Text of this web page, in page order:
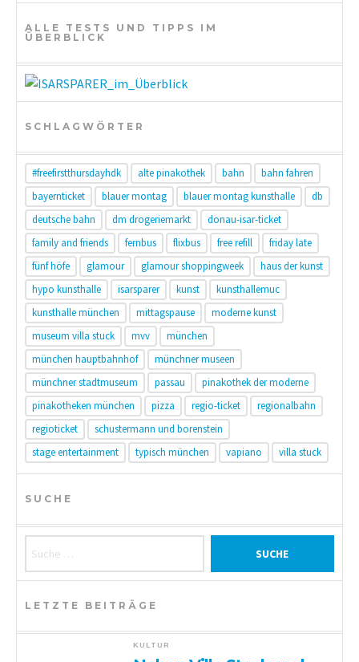
ALLE TESTS UND TIPPS IM
ÜBERBLICK
SCHLAGWÖRTER
#freefirstthursdayhdk alte pinakothek bahn
bahn fahren
bayernticket
blauer montag blauer montag kunsthalle
db
deutsche bahn
dm drogeriemarkt
donau-isar-ticket
family and friends
fernbus flixbus free refill
friday late
fünf höfe
glamour glamour shoppingweek
haus der kunst
hypo kunsthalle
isarsparer kunst
kunsthallemuc
kunsthalle münchen
mittagspause
moderne kunst
museum villa stuck
mvv
münchen
münchen hauptbahnhof
münchner museen
münchner stadtmuseum
passau
pinakothek der moderne
pinakotheken münchen
pizza regio-ticket
regionalbahn
regioticket
schustermann und borenstein
stage entertainment
typisch münchen vapiano villa stuck
SUCHE
LETZTE BEITRÄGE
KULTUR